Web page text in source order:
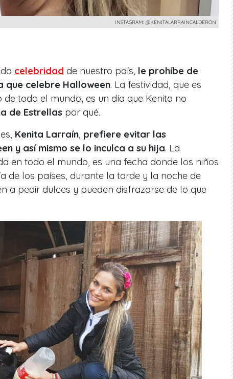
INSTAGRAM: @KENITALARRAINCALDERON
celebridad de nuestro país, le prohíbe de
que celebre Halloween. La festividad, que es
todo el mundo, es un día que Kenita no
de Estrellas por qué.
Kenita Larraín prefiere evitar las
y así mismo se lo inculca a su hija. La
en todo el mundo, es una fecha donde los niños
de los países, durante la tarde y la noche de
a pedir dulces y pueden disfrazarse de lo que